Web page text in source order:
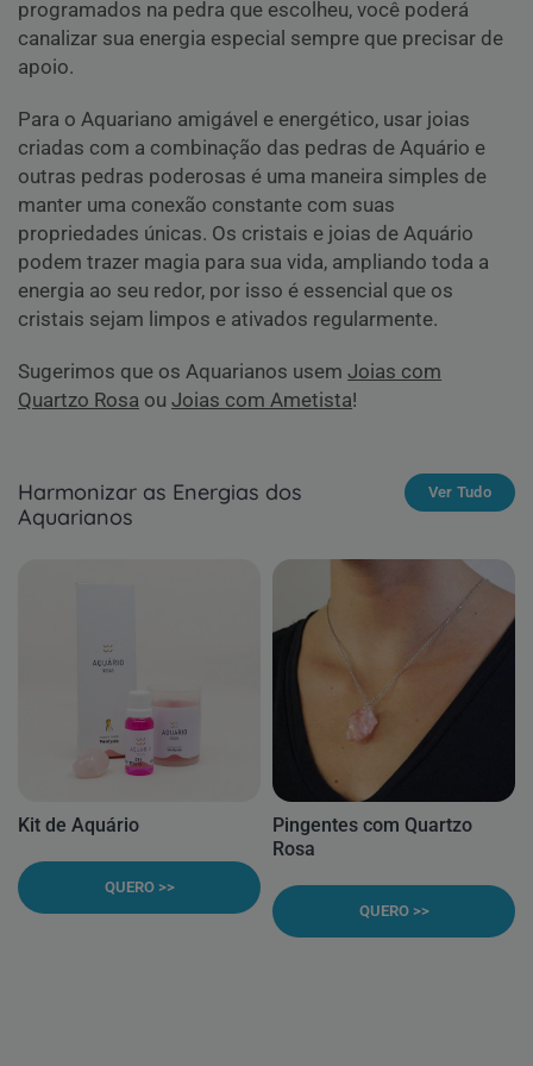
programados na pedra que escolheu, você poderá
canalizar sua energia especial sempre que precisar de
apoio.
Para o Aquariano amigável e energético, usar joias
criadas com a combinação das pedras de Aquário e
outras pedras poderosas é uma maneira simples de
manter uma conexão constante com suas
propriedades únicas. Os cristais e joias de Aquário
podem trazer magia para sua vida, ampliando toda a
energia ao seu redor, por isso é essencial que os
cristais sejam limpos e ativados regularmente.
Sugerimos que os Aquarianos usemJoias com
Quartzo Rosa ouJoias com Ametista!
Harmonizar as Energias dos
Aquarianos
Ver Tudo
Kit de Aquário
QUERO >>
Pingentes com Quartzo
Rosa
QUERO >>